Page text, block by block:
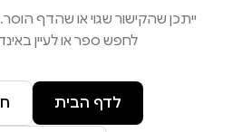
ייתכן שהקישור שגוי או שהדף
לחפש ספר או לעיין
לדף הבית